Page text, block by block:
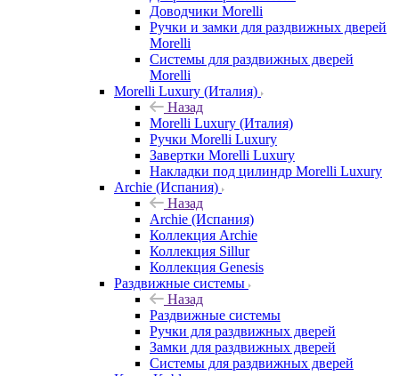
Доводчики Morelli
Ручки и замки для раздвижных дверей
Morelli
Системы для раздвижных дверей
Morelli
Morelli Luxury (Италия)
Назад
Morelli Luxury (Италия)
Ручки Morelli Luxury
Завертки Morelli Luxury
Накладки под цилиндр Morelli Luxury
Archie (Испания)
Назад
Archie (Испания)
Коллекция Archie
Коллекция Sillur
Коллекция Genesis
Раздвижные системы
Назад
Раздвижные системы
Ручки для раздвижных дверей
Замки для раздвижных дверей
Системы для раздвижных дверей